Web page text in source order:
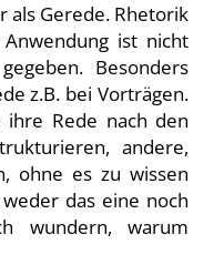
als Gerede. Rhetorik
ist nicht
Besonders
z.B. bei Vorträgen.
Rede nach den
andere,
ohne es zu wissen
das eine noch
wundern, warum